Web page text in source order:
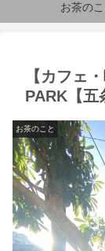
お茶のこ
【カフェ
PARK【五
お茶のこと